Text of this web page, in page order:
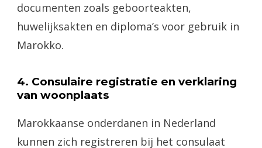
documenten zoals geboorteakten,
huwelijksakten en diploma’s voor gebruik in
Marokko.
4. Consulaire registratie en verklaring
van woonplaats
Marokkaanse onderdanen in Nederland
kunnen zich registreren bij het consulaat